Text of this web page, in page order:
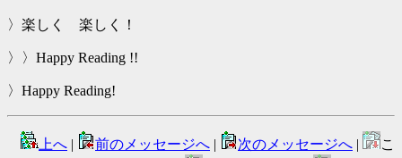
〉楽しく 楽しく！
〉〉Happy Reading !!
〉Happy Reading!
上へ | 前のメッセージへ | 次のメッセージへ |
こ